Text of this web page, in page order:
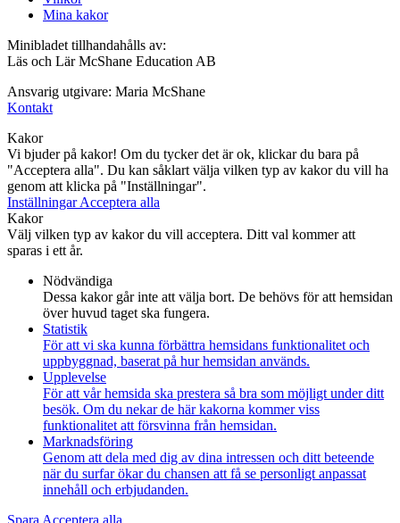
Mina kakor
Minibladet tillhandahålls av:
Läs och Lär McShane Education AB
Ansvarig utgivare: Maria McShane
Kontakt
Kakor
Vi bjuder på kakor! Om du tycker det är ok, klickar du bara på
"Acceptera alla". Du kan såklart välja vilken typ av kakor du vill ha
genom att klicka på "Inställningar".
InställningarAcceptera alla
Kakor
Välj vilken typ av kakor du vill acceptera. Ditt val kommer att
sparas i ett år.
Nödvändiga
Dessa kakor går inte att välja bort. De behövs för att hemsidan
över huvud taget ska fungera.
Statistik
För att vi ska kunna förbättra hemsidans funktionalitet och
uppbyggnad, baserat på hur hemsidan används.
Upplevelse
För att vår hemsida ska prestera så bra som möjligt under ditt
besök. Om du nekar de här kakorna kommer viss
funktionalitet att försvinna från hemsidan.
Marknadsföring
Genom att dela med dig av dina intressen och ditt beteende
när du surfar ökar du chansen att få se personligt anpassat
innehåll och erbjudanden.
Spara Acceptera alla